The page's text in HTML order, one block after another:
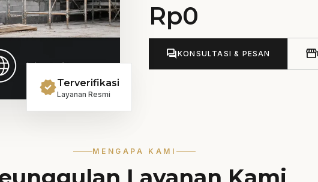
verifiedTerverifikasi
Layanan Resmi
Rp0
forumKONSULTASI & PESAN storefront
MENGAPA KAMI